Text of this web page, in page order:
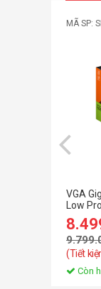
MÃ SP:
VGA
Low
8GL)
(Tiết
Còn